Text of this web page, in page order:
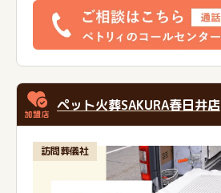
ペット火葬SAKURA春日井店
訪問葬儀社